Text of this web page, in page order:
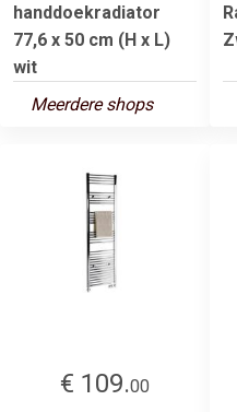
handdoekradiator
77,6 x 50 cm (H x L)
wit
Meerdere shops
€ 109.00